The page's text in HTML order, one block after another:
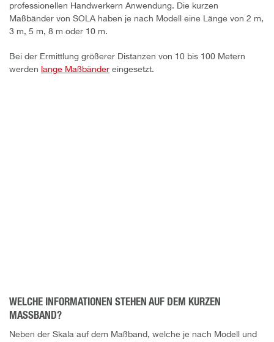
professionellen Handwerkern Anwendung. Die kurzen
Maßbänder von SOLA haben je nach Modell eine Länge von 2 m,
3 m, 5 m, 8 m oder 10 m.
Bei der Ermittlung größerer Distanzen von 10 bis 100 Metern
werden lange Maßbänder eingesetzt.
WELCHE INFORMATIONEN STEHEN AUF DEM KURZEN
MASSBAND?
Neben der Skala auf dem Maßband, welche je nach Modell und